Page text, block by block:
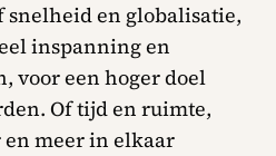
snelheid en globalisatie,
inspanning en
voor een hoger doel
Of tijd en ruimte,
en meer in elkaar